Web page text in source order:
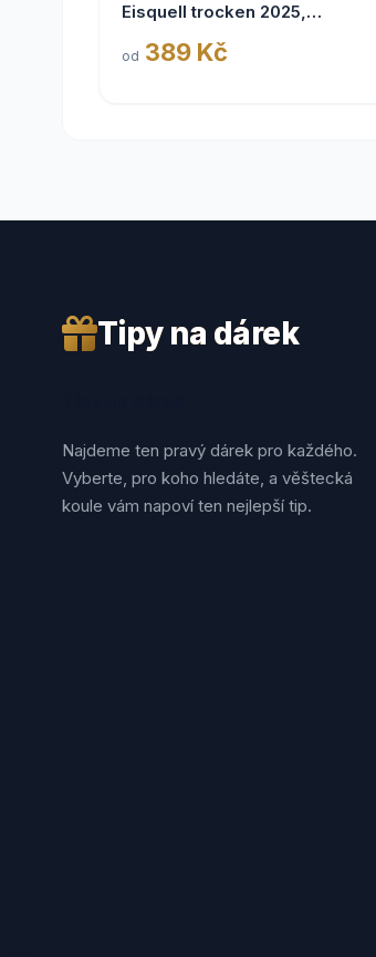
Eisquell trocken 2025,
Rheinhessen VDP
od 389 Kč
Tipy na dárek
Najdeme ten pravý dárek pro každého.
Vyberte, pro koho hledáte, a věštecká
koule vám napoví ten nejlepší tip.